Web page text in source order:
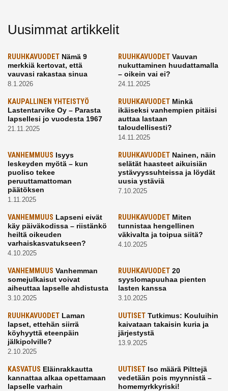
Uusimmat artikkelit
RUUHKAVUODET Nämä 9
merkkiä kertovat, että
vauvasi rakastaa sinua
8.1.2026
RUUHKAVUODETVauvan
nukuttaminen huudattamalla
– oikein vai ei?
24.11.2025
KAUPALLINEN YHTEISTYÖ
Lastentarvike Oy – Parasta
lapsellesi jo vuodesta 1967
21.11.2025
RUUHKAVUODETMinkä
ikäiseksi vanhempien pitäisi
auttaa lastaan
taloudellisesti?
14.11.2025
VANHEMMUUS Isyys
leskeyden myötä – kun
puoliso tekee
peruuttamattoman
päätöksen
1.11.2025
RUUHKAVUODETNainen, näin
selätät haasteet aikuisiän
ystävyyssuhteissa ja löydät
uusia ystäviä
7.10.2025
VANHEMMUUS Lapseni eivät
käy päiväkodissa – riistänkö
heiltä oikeuden
varhaiskasvatukseen?
4.10.2025
RUUHKAVUODETMiten
tunnistaa hengellinen
väkivalta ja toipua siitä?
4.10.2025
VANHEMMUUS Vanhemman
somejulkaisut voivat
aiheuttaa lapselle ahdistusta
3.10.2025
RUUHKAVUODET20
syyslomapuuhaa pienten
lasten kanssa
3.10.2025
RUUHKAVUODET Laman
lapset, ettehän siirrä
köyhyyttä eteenpäin
jälkipolville?
2.10.2025
UUTISETTutkimus: Kouluihin
kaivataan takaisin kuria ja
järjestystä
13.9.2025
KASVATUS Eläinrakkautta
kannattaa alkaa opettamaan
lapselle varhain
UUTISETIso määrä Pilttejä
vedetään pois myynnistä –
homemyrkkyriski!